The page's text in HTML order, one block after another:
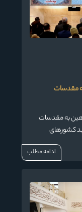
مقدسات
به مقدسات
کشورهای
را تحریم کنند.
ادامه مطلب